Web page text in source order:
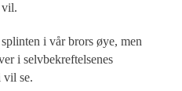
vil.
i vår brors øye, men
i selvbekreftelsenes
vil se.